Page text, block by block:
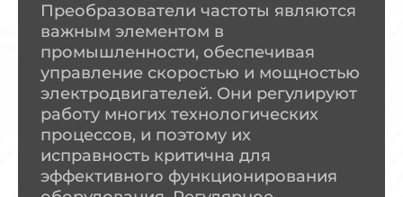
Преобразователи частоты являются
важным элементом в
промышленности, обеспечивая
управление скоростью и мощностью
электродвигателей. Они регулируют
работу многих технологических
процессов, и поэтому их
исправность критична для
эффективного функционирования